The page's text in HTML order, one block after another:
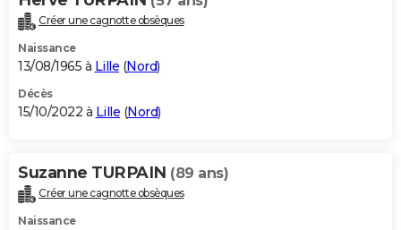
Créer une cagnotte obsèques
Naissance
13/08/1965 à Lille (Nord)
Décès
15/10/2022 à Lille (Nord)
Suzanne TURPAIN (89 ans)
Créer une cagnotte obsèques
Naissance